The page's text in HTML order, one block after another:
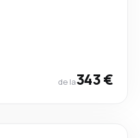
de la343 €